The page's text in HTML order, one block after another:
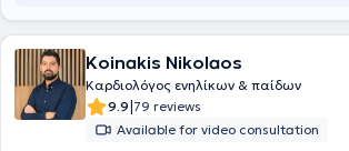
Koinakis Nikolaos
Καρδιολόγος ενηλίκων & παίδων
9.9|79 reviews
Available for video consultation